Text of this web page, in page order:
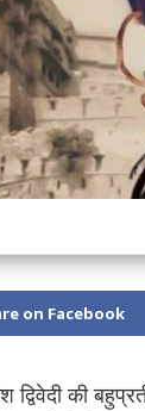
on Facebook
की